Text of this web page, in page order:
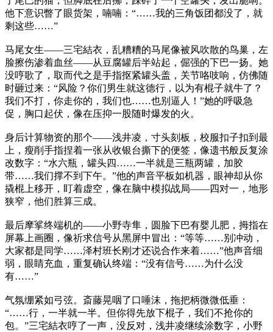
他下意识瞥了眼货架，喃喃：“……我的三角饭团都没了，就
剩这些……”
马尾女生——三宅結衣，乱糟糟的马尾像被风吹散的鸟巢，左
脸擦伤渗着血丝——从豆腐罐后半站起，倔强的下巴一扬。她
没哼歌了，取而代之是手指抠紧罐头盖，关节咯吱响，仿佛随
时砸过来：“风险？你们男生就这德行，以为有棍子就牛了？
我们不打，你走你的，我们也……也别逼人！”她的呼吸急
促，胸口起伏，像在压抑一股随时爆发的火。
身后计算物资的那个——浅井凌，寸头刻板，校服扣子扣到最
上，瘦削手指捏着一张从收银台撕下的便签，像遗书般反复涂
改数字：“水六瓶，罐头四……一半就是三瓶两罐，加胶
带……我们撑不到下午。”他的声音平板如机器，眼神却从你
撬棍上移开，盯着虚空，像在脑中模拟战局——四对一，地形
狭窄，他们胜算三成。
最后摩挲终端机的——小野寺隼，圆脸下巴有婴儿肥，拇指在
屏幕上画圈，像祈求信号从黑屏中冒出：“等等……别冲动，
大家都是同学……泽村班长刚才还说合作来着……”他声音细
弱，眼睛充血，重复确认终端：“没有信号……为什么没
有……”
气氛绷紧如弓弦。斎藤晃咽了口唾沫，拖把柄微微低垂：
“……行，一半就一半。但你得先放下棍子，我们不抢你的
包。”三宅結衣哼了一声，没反对，浅井凌继续涂数字，小野